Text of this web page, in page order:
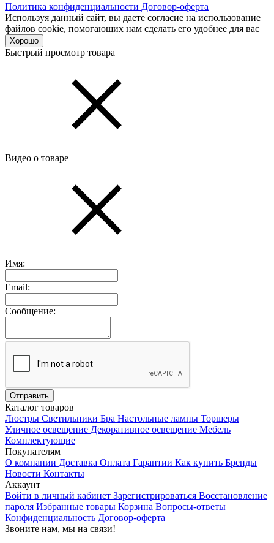
Политика конфиденциальности Договор-оферта
Используя данный сайт, вы даете согласие на использование
файлов cookie, помогающих нам сделать его удобнее для вас
Хорошо
Быстрый просмотр товара
Видео о товаре
Имя:
Email:
Сообщение:
Каталог товаров
Люстры Светильники Бра Настольные лампы Торшеры
Уличное освещение Декоративное освещение Мебель
Комплектующие
Покупателям
О компании Доставка Оплата Гарантии Как купить Бренды
Новости Контакты
Аккаунт
Войти в личный кабинет Зарегистрироваться Восстановление
пароля Избранные товары Корзина Вопросы-ответы
Конфиденциальность Договор-оферта
Звоните нам, мы на связи!